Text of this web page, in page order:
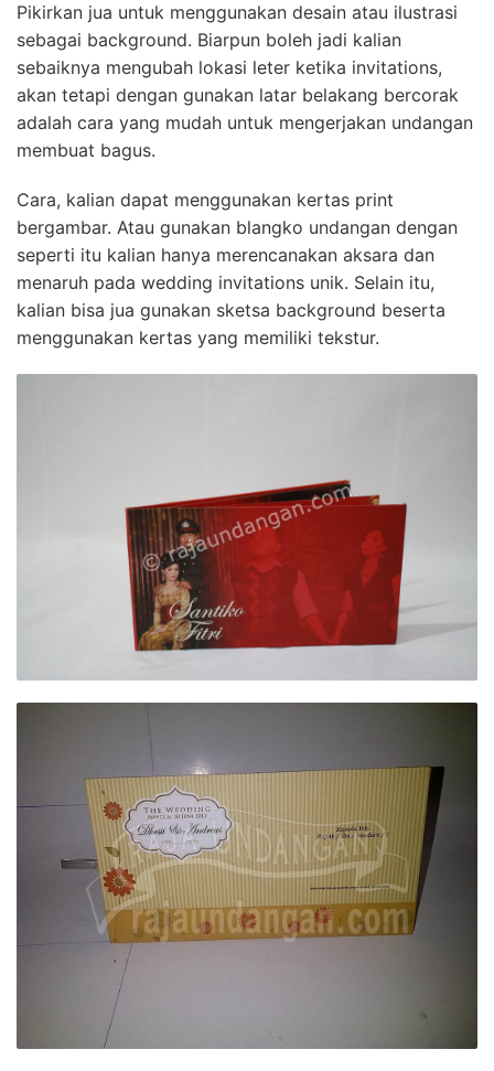
Pikirkan jua untuk menggunakan desain atau ilustrasi
sebagai background. Biarpun boleh jadi kalian
sebaiknya mengubah lokasi leter ketika invitations,
akan tetapi dengan gunakan latar belakang bercorak
adalah cara yang mudah untuk mengerjakan undangan
membuat bagus.
Cara, kalian dapat menggunakan kertas print
bergambar. Atau gunakan blangko undangan dengan
seperti itu kalian hanya merencanakan aksara dan
menaruh pada wedding invitations unik. Selain itu,
kalian bisa jua gunakan sketsa background beserta
menggunakan kertas yang memiliki tekstur.